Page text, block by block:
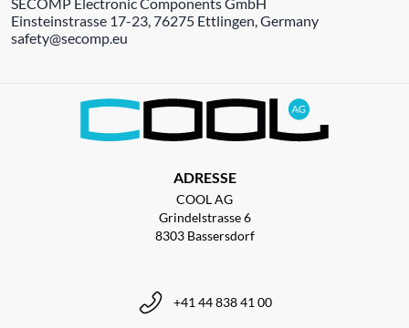
Einsteinstrasse 17-23, 76275 Ettlingen, Germany
safety@secomp.eu
ADRESSE
COOL AG
Grindelstrasse 6
8303 Bassersdorf
+41 44 838 41 00